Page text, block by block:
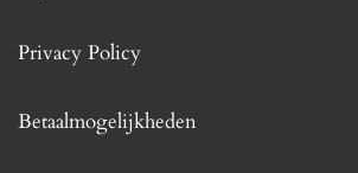
Privacy Policy
Betaalmogelijkheden